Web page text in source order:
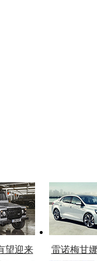
望迎来
雷诺梅甘